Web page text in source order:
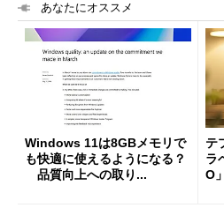
あなたにオススメ
Windows 11は8GBメモリで
も快適に使えるようになる？
品質向上への取り...
テ
ラ
O